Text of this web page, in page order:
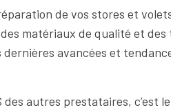
de vos stores et
matériaux de qualité et
avancées et
autres prestataires, c’est